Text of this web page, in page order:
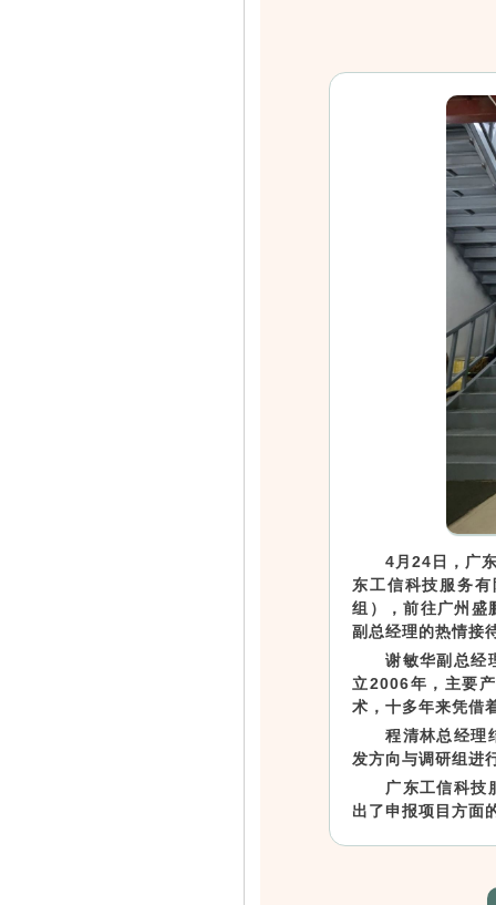
4月24日，广
东工信科技服务
组），前往广州盛
副总经理的热情接
谢敏华副总经
立2006年，主要
术，十多年来凭借
程清林总经理
发方向与调研组进
广东工信科技
出了申报项目方面